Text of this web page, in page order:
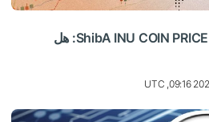
ShibA INU COIN PRICE PROCENT 2025-2031: هل